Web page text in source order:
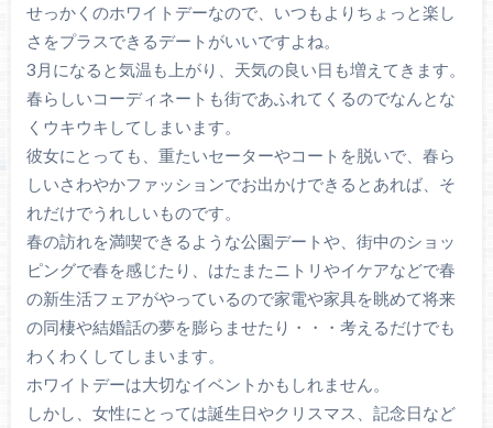
せっかくのホワイトデーなので、いつもよりちょっと楽し
さをプラスできるデートがいいですよね。
3月になると気温も上がり、天気の良い日も増えてきます。
春らしいコーディネートも街であふれてくるのでなんとな
くウキウキしてしまいます。
彼女にとっても、重たいセーターやコートを脱いで、春ら
しいさわやかファッションでお出かけできるとあれば、そ
れだけでうれしいものです。
春の訪れを満喫できるような公園デートや、街中のショッ
ピングで春を感じたり、はたまたニトリやイケアなどで春
の新生活フェアがやっているので家電や家具を眺めて将来
の同棲や結婚話の夢を膨らませたり・・・考えるだけでも
わくわくしてしまいます。
ホワイトデーは大切なイベントかもしれません。
しかし、女性にとっては誕生日やクリスマス、記念日など